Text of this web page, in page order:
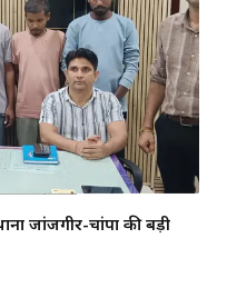
जांजगीर-चांपा की बड़ी